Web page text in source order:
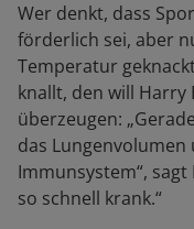
Wer denkt, dass
förderlich sei, aber
Temperatur
knallt, den will Harry
überzeugen:
das
Immunsystem“,
so schnell krank.“